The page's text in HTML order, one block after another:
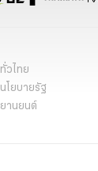
ทั่วไทย
นโยบายรัฐ
ยานยนต์